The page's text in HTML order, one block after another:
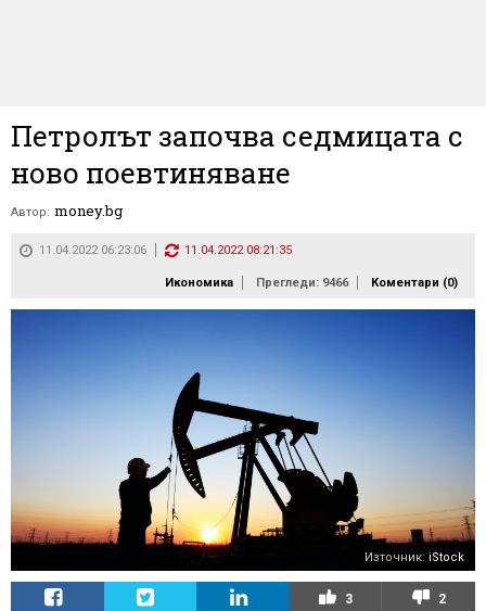
Петролът започва седмицата с
ново поевтиняване
Автор: money.bg
11.04.2022 06:23:06 11.04.2022 08:21:35
Икономика Прегледи: 9466 Коментари (0)
Източник: iStock
3 2